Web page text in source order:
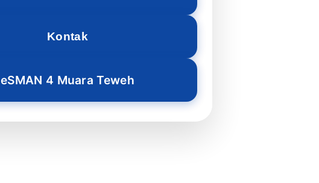
SMAN 4 Muara Teweh
Kontak
eSMAN 4 Muara Teweh